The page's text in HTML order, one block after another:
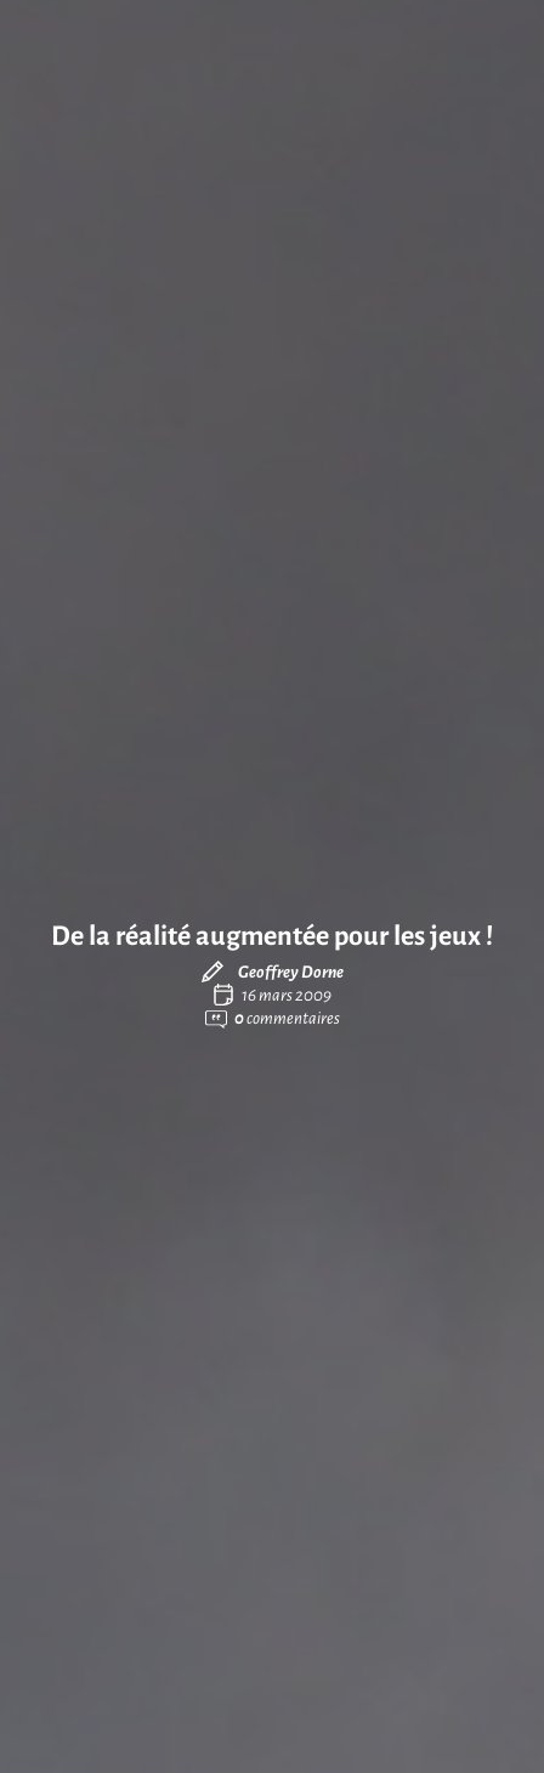
De la réalité augmentée pour les jeux !
Geoffrey Dorne
16 mars 2009
0commentaires